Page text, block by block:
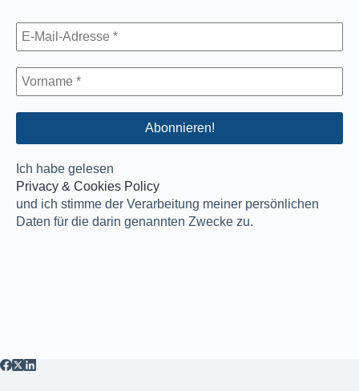
Ich habe gelesen
Privacy & Cookies Policy
und ich stimme der Verarbeitung meiner persönlichen
Daten für die darin genannten Zwecke zu.